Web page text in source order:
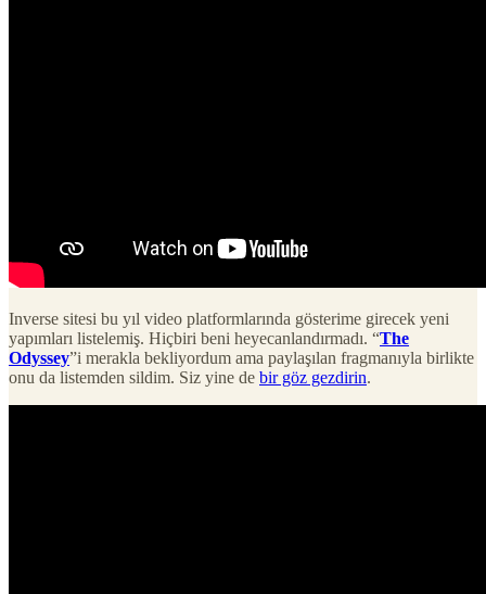
Inverse sitesi bu yıl video platformlarında gösterime girecek yeni
yapımları listelemiş. Hiçbiri beni heyecanlandırmadı. “The
Odyssey”i merakla bekliyordum ama paylaşılan fragmanıyla birlikte
onu da listemden sildim. Siz yine de bir göz gezdirin.